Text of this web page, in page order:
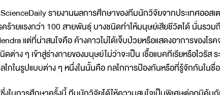
ScienceDaily รายงานผลการศึกษาของทีมนักวิจัยจากประเทศออส
คร้ายแรงกว่า 100 สายพันธุ์ บางชนิดทำให้มนุษย์เสียชีวิตได้ นั่นรวมถึ
แต่ที่น่าสนใจคือ ค้างคาวไม่ได้เจ็บป่วยหรือแสดงอาการของโรค
ดต่าง ๆ เข้าสู่ร่างกายของมนุษย์ไม่ว่าจะเป็น เชื้อแบคทีเรียหรือไวรั
ไกในรูปแบบต่าง ๆ หนึ่งในนั้นคือ กลไกการป้องกันหรือที่รู้จักกันใน